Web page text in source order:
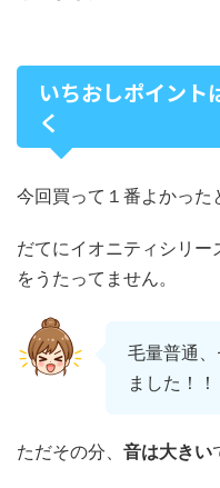
いちおしポイント
く
今回買って１番よかった
だてにイオニティシリー
をうたってません。
毛量普通
ました！！
ただその分、 音は大きい